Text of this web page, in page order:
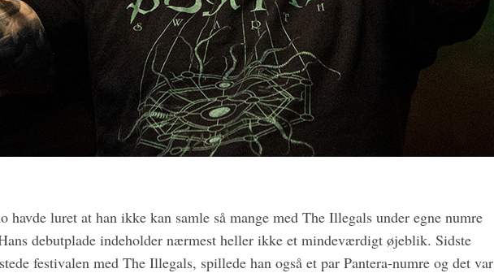
havde luret at han ikke kan samle så mange med The Illegals under egne numre
debutplade indeholder nærmest heller ikke et mindeværdigt øjeblik. Sidste
festivalen med The Illegals, spillede han også et par Pantera-numre og det var